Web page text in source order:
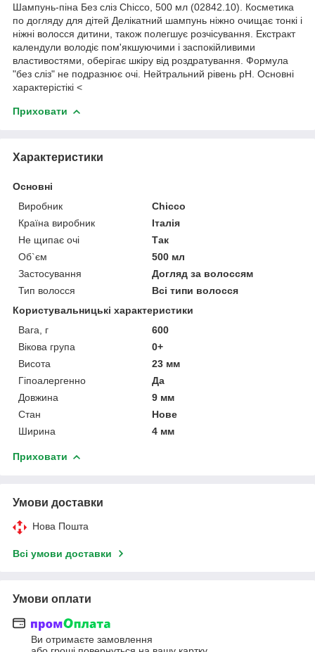
Шампунь-піна Без сліз Chicco, 500 мл (02842.10). Косметика
по догляду для дітей Делікатний шампунь ніжно очищає тонкі і
ніжні волосся дитини, також полегшує розчісування. Екстракт
календули володіє пом'якшуючими і заспокійливими
властивостями, оберігає шкіру від роздратування. Формула
"без сліз" не подразнює очі. Нейтральний рівень рН. Основні
характерістікі <
Приховати
Характеристики
Основні
Виробник
Chicco
Країна виробник
Італія
Не щипає очі
Так
Об`єм
500 мл
Застосування
Догляд за волоссям
Тип волосся
Всі типи волосся
Користувальницькі характеристики
Вага, г
600
Вікова група
0+
Висота
23 мм
Гіпоалергенно
Да
Довжина
9 мм
Стан
Нове
Ширина
4 мм
Приховати
Умови доставки
Нова Пошта
Всі умови доставки
Умови оплати
Ви отримаєте замовлення